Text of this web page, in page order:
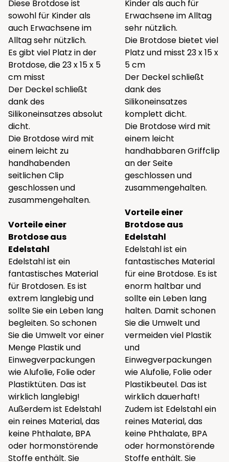
Diese Brotdose ist
sowohl für Kinder als
auch Erwachsene im
Alltag sehr nützlich.
Es gibt viel Platz in der
Brotdose, die 23 x 15 x 5
cm misst
Der Deckel schließt
dank des
Silikoneinsatzes absolut
dicht.
Die Brotdose wird mit
einem leicht zu
handhabenden
seitlichen Clip
geschlossen und
zusammengehalten.
Vorteile einer
Brotdose aus
Edelstahl
Edelstahl ist ein
fantastisches Material
für Brotdosen. Es ist
extrem langlebig und
sollte Sie ein Leben lang
begleiten. So schonen
Sie die Umwelt vor einer
Menge Plastik und
Einwegverpackungen
wie Alufolie, Folie oder
Plastiktüten. Das ist
wirklich langlebig!
Außerdem ist Edelstahl
ein reines Material, das
keine Phthalate, BPA
oder hormonstörende
Stoffe enthält. Sie
Kinder als auch für
Erwachsene im Alltag
sehr nützlich.
Die Brotdose bietet viel
Platz und misst 23 x 15 x
5 cm
Der Deckel schließt
dank des
Silikoneinsatzes
komplett dicht.
Die Brotdose wird mit
einem leicht
handhabbaren Griffclip
an der Seite
geschlossen und
zusammengehalten.
Vorteile einer
Brotdose aus
Edelstahl
Edelstahl ist ein
fantastisches Material
für eine Brotdose. Es ist
enorm haltbar und
sollte ein Leben lang
halten. Damit schonen
Sie die Umwelt und
vermeiden viel Plastik
und
Einwegverpackungen
wie Alufolie, Folie oder
Plastikbeutel. Das ist
wirklich dauerhaft!
Zudem ist Edelstahl ein
reines Material, das
keine Phthalate, BPA
oder hormonstörende
Stoffe enthält. Sie